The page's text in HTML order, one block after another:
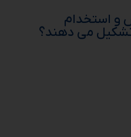
و استخدام
می دهند؟